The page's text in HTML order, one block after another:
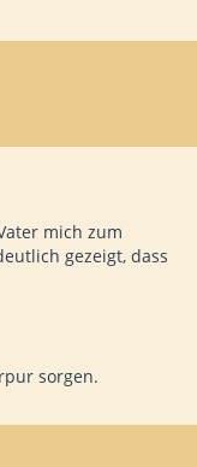
mich zum
gezeigt, dass
sorgen.